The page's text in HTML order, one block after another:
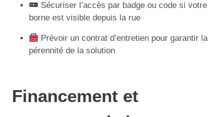
Sécuriser l’accès par badge ou code si votre
borne est visible depuis la rue
Prévoir un contrat d’entretien pour garantir la
pérennité de la solution
Financement et